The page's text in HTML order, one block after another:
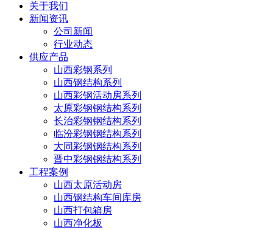
关于我们
新闻资讯
公司新闻
行业动态
供应产品
山西彩钢系列
山西钢结构系列
山西彩钢活动房系列
太原彩钢钢结构系列
长治彩钢钢结构系列
临汾彩钢钢结构系列
大同彩钢钢结构系列
晋中彩钢钢结构系列
工程案例
山西太原活动房
山西钢结构车间库房
山西打包箱房
山西净化板